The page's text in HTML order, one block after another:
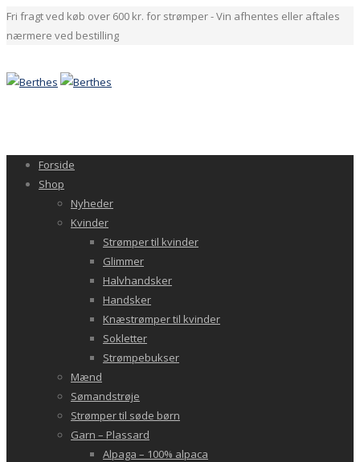
Fri fragt ved køb over 600 kr. for strømper - Vin afhentes eller aftales
nærmere ved bestilling
Forside
Shop
Nyheder
Kvinder
Strømper til kvinder
Glimmer
Halvhandsker
Handsker
Knæstrømper til kvinder
Sokletter
Strømpebukser
Mænd
Sømandstrøje
Strømper til søde børn
Garn – Plassard
Alpaga – 100% alpaca